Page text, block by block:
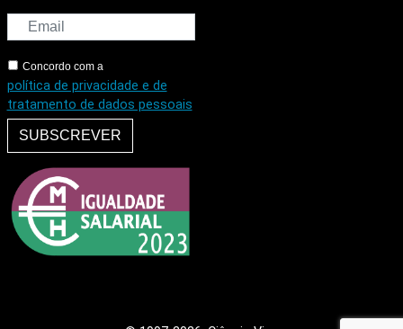
Concordo com a
política de privacidade e de
tratamento de dados pessoais
SUBSCREVER